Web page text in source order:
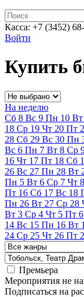
Касса: +7 (3452)
Войти
Купить
На неделю
Сб 8 Вс 9 Пн 10 Вт
18 Ср 19 Чт 20 Пт
28 Сб 29 Вс 30 Пн
Вс 6 Пн 7 Вт 8 Ср
16 Чт 17 Пт 18 Сб
26 Вс 27 Пн 28 Вт
Пн 5 Вт 6 Ср 7 Чт 8
Пт 16 Сб 17 Вс 18
Пн 26 Вт 27 Ср 28
Вт 3 Ср 4 Чт 5 Пт 6
14 Вс 15 Пн 16 Вт
24 Ср 25 Чт 26 Пт
Премьера
Мероприятия не
Подписаться на